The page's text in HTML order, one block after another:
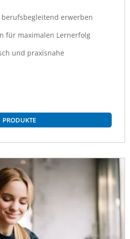
erwerben
für maximalen Lernerfolg
und praxisnahe
PRODUKTE